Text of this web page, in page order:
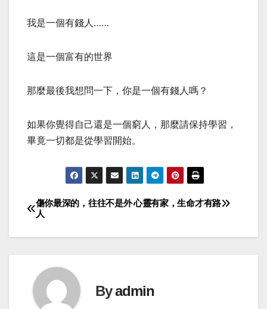
我是一個有錢人……
這是一個富有的世界
那麼最後我想問一下，你是一個有錢人嗎？
如果你覺得自己還是一個窮人，那麼請保持學習，
畢竟一切都是從學習開始。
Post
navigation
心靈有家，生命才有路
傷你最深的，往往不是外
人
Byadmin